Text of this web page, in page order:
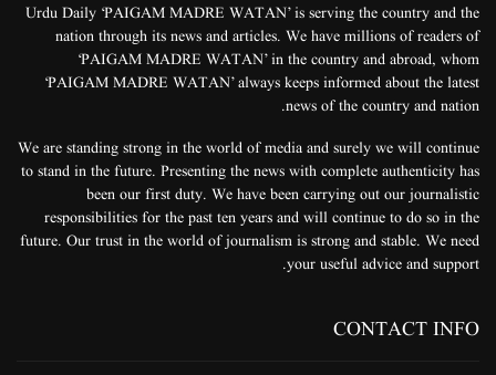
Urdu Daily ‘PAIGAM MADRE WATAN’ is serving the country and the
nation through its news and articles. We have millions of readers of
‘PAIGAM MADRE WATAN’ in the country and abroad, whom
‘PAIGAM MADRE WATAN’ always keeps informed about the latest
news of the country and nation.
We are standing strong in the world of media and surely we will continue
to stand in the future. Presenting the news with complete authenticity has
been our first duty. We have been carrying out our journalistic
responsibilities for the past ten years and will continue to do so in the
future. Our trust in the world of journalism is strong and stable. We need
your useful advice and support.
CONTACT INFO